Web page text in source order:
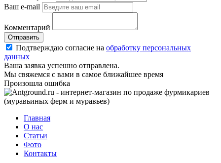
Ваш e-mail
Комментарий
Отправить
Подтверждаю согласие на обработку персональных
данных
Ваша заявка успешно отправлена.
Мы свяжемся с вами в самое ближайшее время
Произошла ошибка
Главная
О нас
Статьи
Фото
Контакты